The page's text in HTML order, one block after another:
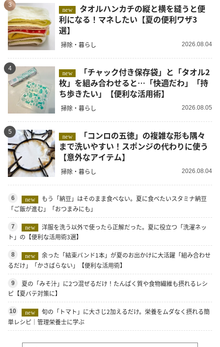
3
new
利になる！マネしたい【夏の便利ワザ3
選】
掃除・暮らし 2026.08.04
4
new
枚」を組み合わせると…「快適だわ」「持
ち歩きたい」【便利な活用術】
掃除・暮らし 2026.08.05
5
new
まで洗いやすい！スポンジの代わりに使う
【意外なアイテム】
掃除・暮らし 2026.08.04
6 new
もう「納豆」はそのまま食べない。夏に食べたいスタミナ納豆
「ご飯が進む」「おつまみにも」
7 new
洋服を洗う以外で使ったら正解だった。夏に役立つ「洗濯ネッ
ト」の【便利な活用術3選】
8 new
余った「結束バンド1本」が夏のお出かけに大活躍「組み合わせ
るだけ」「かさばらない」【便利な活用術】
9
夏の「みそ汁」に2つ混ぜるだけ！たんぱく質や食物繊維も摂れるレシ
ピ【夏バテ対策に】
10 new
旬の「トマト」に大さじ2加えるだけ。栄養をムダなく摂れる簡
単レシピ｜管理栄養士に学ぶ